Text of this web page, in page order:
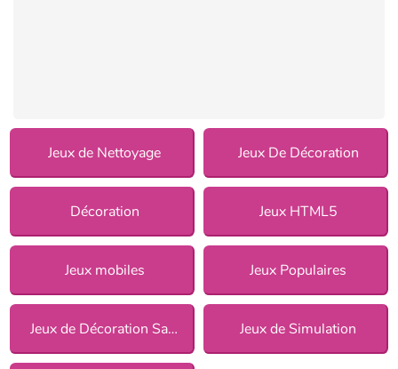
Jeux de Nettoyage Jeux De Décoration
Décoration Jeux HTML5
Jeux mobiles Jeux Populaires
Jeux de Décoration Salon pour Filles Jeux de Simulation